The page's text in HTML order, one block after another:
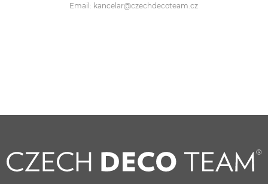
Email: kancelar@czechdecoteam.cz